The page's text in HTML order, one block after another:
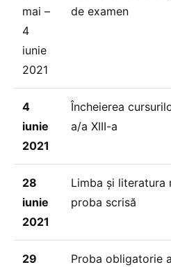
mai –
4
iunie
2021
de examen
4
iunie
2021
Încheierea
a/a XIII-a
28
iunie
2021
Limba și literatura
proba scrisă
29
Proba obligatorie